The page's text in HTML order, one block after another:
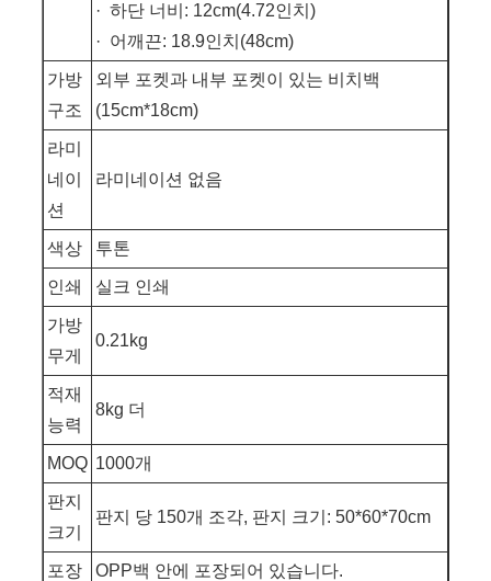
· 하단 너비: 12cm(4.72인치)
· 어깨끈: 18.9인치(48cm)
가방
구조
외부 포켓과 내부 포켓이 있는 비치백
(15cm*18cm)
라미
네이
션
라미네이션 없음
색상 투톤
인쇄 실크 인쇄
가방
무게
0.21kg
적재
능력
8kg 더
MOQ 1000개
판지
크기
판지 당 150개 조각, 판지 크기: 50*60*70cm
포장 OPP백 안에 포장되어 있습니다.